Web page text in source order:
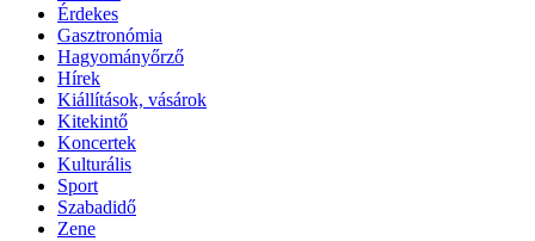
Érdekes
Gasztronómia
Hagyományőrző
Hírek
Kiállítások, vásárok
Kitekintő
Koncertek
Kulturális
Sport
Szabadidő
Zene